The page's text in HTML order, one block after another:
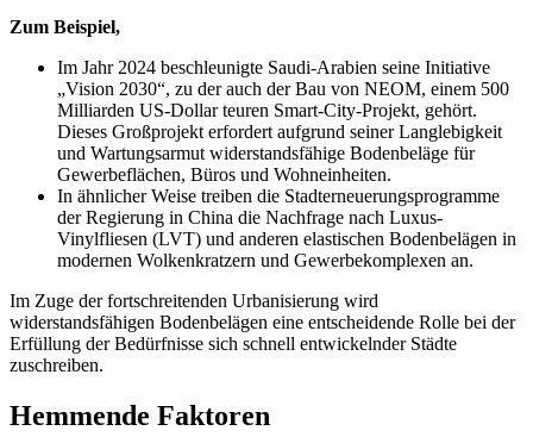
Zum Beispiel,
Im Jahr 2024 beschleunigte Saudi-Arabien seine Initiative
„Vision 2030“, zu der auch der Bau von NEOM, einem 500
Milliarden US-Dollar teuren Smart-City-Projekt, gehört.
Dieses Großprojekt erfordert aufgrund seiner Langlebigkeit
und Wartungsarmut widerstandsfähige Bodenbeläge für
Gewerbeflächen, Büros und Wohneinheiten.
In ähnlicher Weise treiben die Stadterneuerungsprogramme
der Regierung in China die Nachfrage nach Luxus-
Vinylfliesen (LVT) und anderen elastischen Bodenbelägen in
modernen Wolkenkratzern und Gewerbekomplexen an.
Im Zuge der fortschreitenden Urbanisierung wird
widerstandsfähigen Bodenbelägen eine entscheidende Rolle bei der
Erfüllung der Bedürfnisse sich schnell entwickelnder Städte
zuschreiben.
Hemmende Faktoren